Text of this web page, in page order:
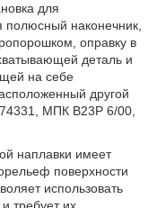
для
полюсный наконечник,
оправку в
деталь и
на себе
другой
МПК B23P 6/00,
наплавки имеет
поверхности
использовать